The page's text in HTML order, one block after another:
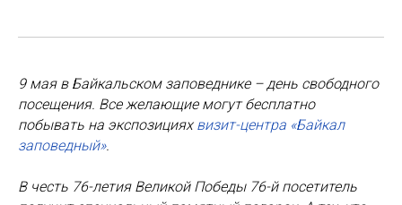
9 мая в Байкальском заповеднике – день свободного
посещения. Все желающие могут бесплатно
побывать на экспозициях визит-центра «Байкал
заповедный».
В честь 76-летия Великой Победы 76-й посетитель